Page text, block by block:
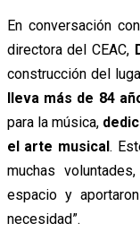
En conversación
directora del CEAC,
construcción del
lleva más de 84
para la música,
el arte musical.
muchas
espacio y
necesidad”.